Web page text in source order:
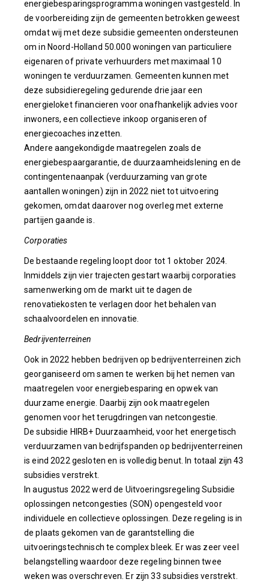
energiebesparingsprogramma woningen vastgesteld. In
de voorbereiding zijn de gemeenten betrokken geweest
omdat wij met deze subsidie gemeenten ondersteunen
om in Noord-Holland 50.000 woningen van particuliere
eigenaren of private verhuurders met maximaal 10
woningen te verduurzamen. Gemeenten kunnen met
deze subsidieregeling gedurende drie jaar een
energieloket financieren voor onafhankelijk advies voor
inwoners, een collectieve inkoop organiseren of
energiecoaches inzetten.
Andere aangekondigde maatregelen zoals de
energiebespaargarantie, de duurzaamheidslening en de
contingentenaanpak (verduurzaming van grote
aantallen woningen) zijn in 2022 niet tot uitvoering
gekomen, omdat daarover nog overleg met externe
partijen gaande is.
Corporaties
De bestaande regeling loopt door tot 1 oktober 2024.
Inmiddels zijn vier trajecten gestart waarbij corporaties
samenwerking om de markt uit te dagen de
renovatiekosten te verlagen door het behalen van
schaalvoordelen en innovatie.
Bedrijventerreinen
Ook in 2022 hebben bedrijven op bedrijventerreinen zich
georganiseerd om samen te werken bij het nemen van
maatregelen voor energiebesparing en opwek van
duurzame energie. Daarbij zijn ook maatregelen
genomen voor het terugdringen van netcongestie.
De subsidie HIRB+ Duurzaamheid, voor het energetisch
verduurzamen van bedrijfspanden op bedrijventerreinen
is eind 2022 gesloten en is volledig benut. In totaal zijn 43
subsidies verstrekt.
In augustus 2022 werd de Uitvoeringsregeling Subsidie
oplossingen netcongesties (SON) opengesteld voor
individuele en collectieve oplossingen. Deze regeling is in
de plaats gekomen van de garantstelling die
uitvoeringstechnisch te complex bleek. Er was zeer veel
belangstelling waardoor deze regeling binnen twee
weken was overschreven. Er zijn 33 subsidies verstrekt.